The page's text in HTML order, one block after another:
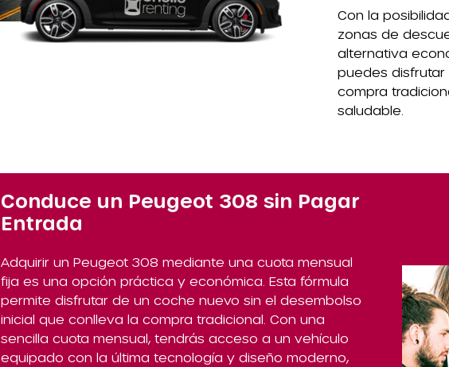
Con la
zonas de
alternativa
puedes
compra
saludable.
Conduce un Peugeot 308 sin Pagar
Entrada
Adquirir un Peugeot 308 mediante una cuota mensual
fija es una opción práctica y económica. Esta fórmula
permite disfrutar de un coche nuevo sin el desembolso
inicial que conlleva la compra tradicional. Con una
sencilla cuota mensual, tendrás acceso a un vehículo
equipado con la última tecnología y diseño moderno,